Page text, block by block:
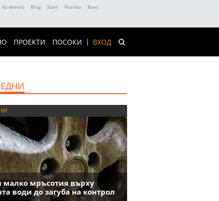
Az-deteto Blog Start Posoka
Boec
ВХОД
ПРОЕКТИ ПОСОКИ
малко мръсотия върху
води до загуба на контрол